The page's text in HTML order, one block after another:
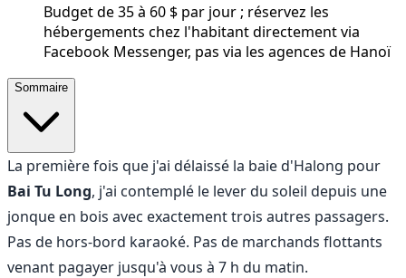
Budget de 35 à 60 $ par jour ; réservez les
hébergements chez l'habitant directement via
Facebook Messenger, pas via les agences de Hanoï
Sommaire
La première fois que j'ai délaissé la baie d'Halong pour
Bai Tu Long, j'ai contemplé le lever du soleil depuis une
jonque en bois avec exactement trois autres passagers.
Pas de hors-bord karaoké. Pas de marchands flottants
venant pagayer jusqu'à vous à 7 h du matin.